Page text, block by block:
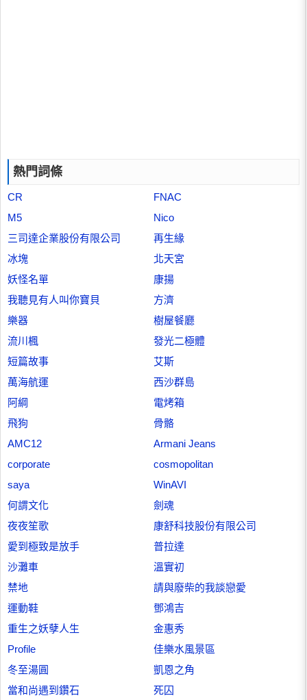
熱門詞條
CR
FNAC
M5
Nico
三司達企業股份有限公司
再生緣
冰塊
北天宮
妖怪名單
康揚
我聽見有人叫你寶貝
方濟
樂器
樹屋餐廳
流川楓
發光二極體
短篇故事
艾斯
萬海航運
西沙群島
阿綱
電烤箱
飛狗
骨骼
AMC12
Armani Jeans
corporate
cosmopolitan
saya
WinAVI
何謂文化
劍魂
夜夜笙歌
康舒科技股份有限公司
愛到極致是放手
普拉達
沙灘車
溫實初
禁地
請與廢柴的我談戀愛
運動鞋
鄧鴻吉
重生之妖孽人生
金惠秀
Profile
佳樂水風景區
冬至湯圓
凱恩之角
當和尚遇到鑽石
死囚